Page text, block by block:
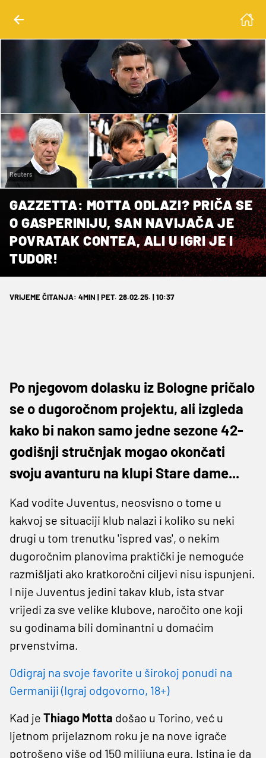
Reuters
GAZZETTA: MOTTA ODLAZI? PRIČA SE
O GASPERINIJU, SAN NAVIJAČA JE
POVRATAK CONTEA, ALI U IGRI JE I
TUDOR!
VRIJEME ČITANJA: 4MIN | PET. 28.02.25. | 10:37
Po njegovom dolasku iz Bologne pričalo
se o dugoročnom projektu, ali izgleda
kako bi nakon samo jedne sezone 42-
godišnji stručnjak mogao okončati
svoju avanturu na klupi Stare dame...
Kad vodite Juventus, neosvisno o tome u
kakvoj se situaciji klub nalazi i koliko su neki
drugi u tom trenutku 'ispred vas', o nekim
dugoročnim planovima praktički je nemoguće
razmišljati ako kratkoročni ciljevi nisu ispunjeni.
I nije Juventus jedini takav klub, ista stvar
vrijedi za sve velike klubove, naročito one koji
su godinama bili dominantni u domaćim
prvenstvima.
Odigraj na svoje favorite u širokoj ponudi na
Germaniji (Igraj odgovorno, 18+)
Kad je Thiago Motta došao u Torino, već u
ljetnom prijelaznom roku je na nove igrače
potrošeno više od 150 milijuna eura. Istina je da